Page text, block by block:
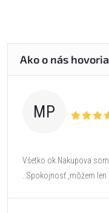
MP
Všetko ok.Nakupova
..Spokojnosť ,môžem